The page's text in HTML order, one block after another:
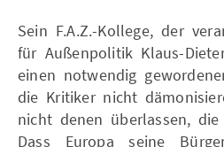
Sein F.A.Z.-Kollege, der
für Außenpolitik Klaus-
einen notwendig
die Kritiker nicht
nicht denen überlassen,
Dass Europa seine